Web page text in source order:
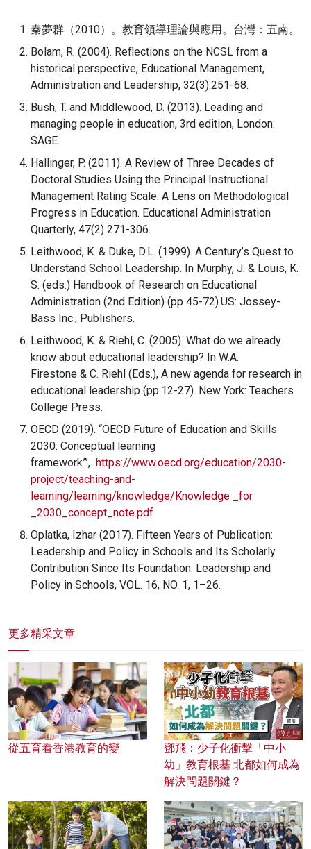
秦夢群（2010）。教育領導理論與應用。台灣：五南。
Bolam, R. (2004). Reflections on the NCSL from a
historical perspective, Educational Management,
Administration and Leadership, 32(3):251-68.
Bush, T. and Middlewood, D. (2013). Leading and
managing people in education, 3rd edition, London:
SAGE.
Hallinger, P. (2011). A Review of Three Decades of
Doctoral Studies Using the Principal Instructional
Management Rating Scale: A Lens on Methodological
Progress in Education. Educational Administration
Quarterly, 47(2) 271-306.
Leithwood, K. & Duke, D.L. (1999). A Century’s Quest to
Understand School Leadership. In Murphy, J. & Louis, K.
S. (eds.) Handbook of Research on Educational
Administration (2nd Edition) (pp 45-72).US: Jossey-
Bass Inc., Publishers.
Leithwood, K. & Riehl, C. (2005). What do we already
know about educational leadership? In W.A.
Firestone & C. Riehl (Eds.), A new agenda for research in
educational leadership (pp.12-27). New York: Teachers
College Press.
OECD (2019). “OECD Future of Education and Skills
2030: Conceptual learning
framework”’, https://www.oecd.org/education/2030-
project/teaching-and-
learning/learning/knowledge/Knowledge _for
_2030_concept_note.pdf
Oplatka, Izhar (2017). Fifteen Years of Publication:
Leadership and Policy in Schools and Its Scholarly
Contribution Since Its Foundation. Leadership and
Policy in Schools, VOL. 16, NO. 1, 1–26.
更多精采文章
從五育看香港教育的變
鄧飛：少子化衝擊「中小
幼」教育根基 北都如何成為
解決問題關鍵？